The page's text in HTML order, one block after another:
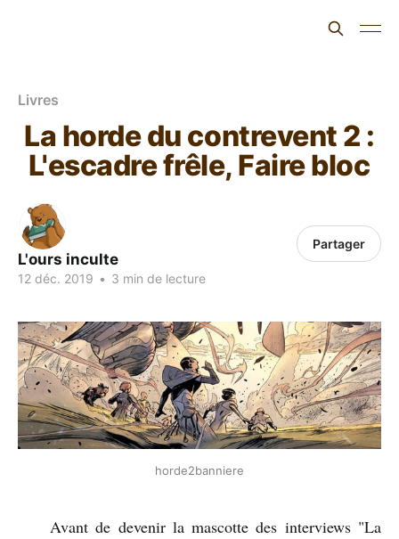
Livres
La horde du contrevent 2 :
L'escadre frêle, Faire bloc
L'ours inculte
12 déc. 2019 • 3 min de lecture
Partager
horde2banniere
Avant de devenir la mascotte des interviews "La